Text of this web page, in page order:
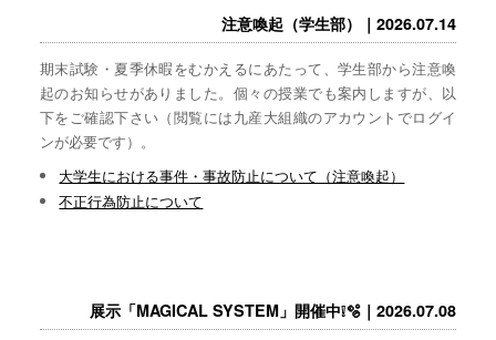
注意喚起（学生部）｜2026.07.14
期末試験・夏季休暇をむかえるにあたって、学生部から注意喚
起のお知らせがありました。個々の授業でも案内しますが、以
下をご確認下さい（閲覧には九産大組織のアカウントでログイ
ンが必要です）。
大学生における事件・事故防止について（注意喚起）
不正行為防止について
展示「MAGICAL SYSTEM」開催中❕🫧｜2026.07.08